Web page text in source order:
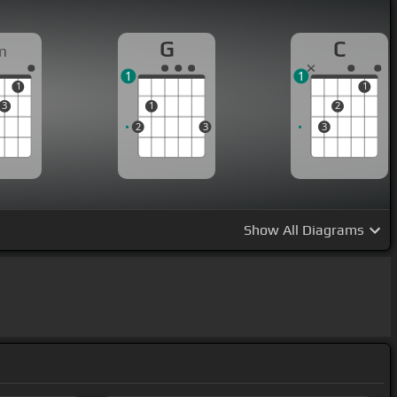
3
1
G
2
1
3
1
C
3
2
1
1
Show All Diagrams